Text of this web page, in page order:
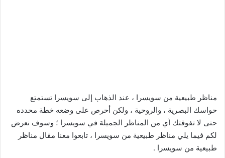
مناظر طبيعية من سويسرا ، عند الذهاب إلى سويسرا تستمتع
حواسك البصرية ، والروحية ، ولكن أحرص على وضعه خطة محدده
حتى لا تفوقتك أي من المناظر الجميلة في سويسرا ؛ وسوف نعرض
لكم فيما يلي مناظر طبيعية من سويسرا ، تابعوا معنا مقال مناظر
طبيعية من سويسرا .